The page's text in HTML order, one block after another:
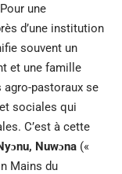
une
d’une institution
souvent un
et une famille
pastoraux se
sociales qui
C’est à cette
Nuwɔna («
Mains du